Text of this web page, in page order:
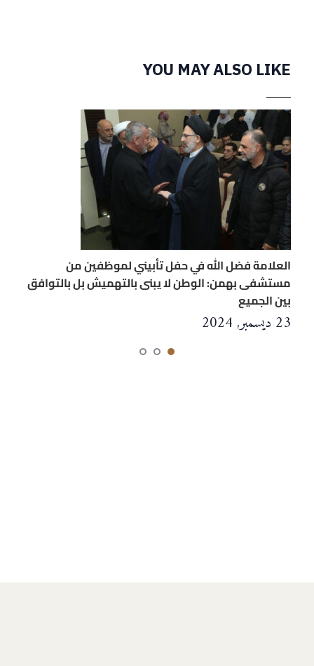
YOU MAY ALSO LIKE
العلامة فضل الله في حفل تأبيني لموظفين من
مستشفى بهمن: الوطن لا يبنى بالتهميش بل بالتوافق
بين الجميع
23 ديسمبر, 2024